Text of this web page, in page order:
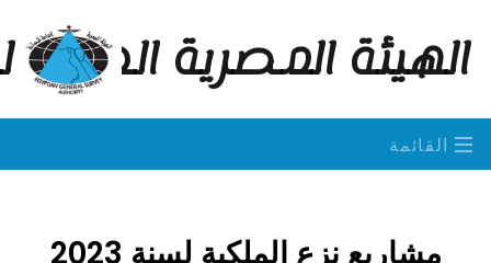
الهيئة المصرية
القائمة
مشاريع نزع الملكية لسنة 2023